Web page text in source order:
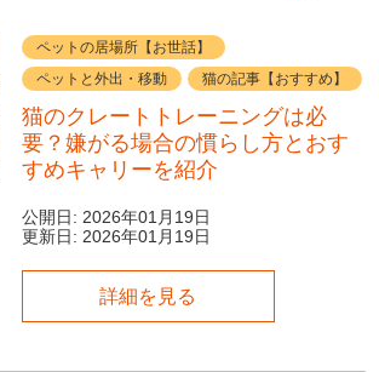
ペットの居場所【お世話】
ペットと外出・移動
猫の記事【おすすめ】
猫のクレートトレーニングは必
要？嫌がる場合の慣らし方とおす
すめキャリーを紹介
公開日: 2026年01月19日
更新日: 2026年01月19日
詳細を見る